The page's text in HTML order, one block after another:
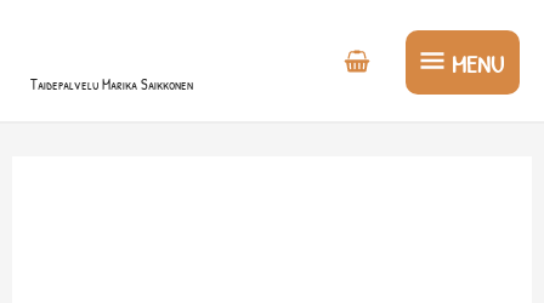
Taidepalvelu Marika Saikkonen
MENU
MENU